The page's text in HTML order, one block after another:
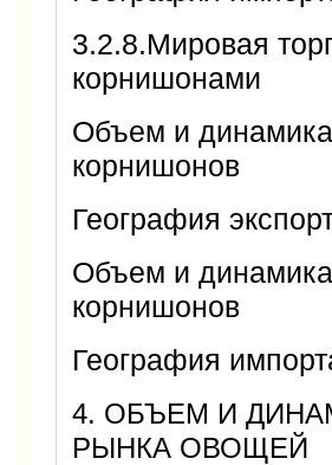
3.2.8.Мировая
корнишонами
Объем и динамика
корнишонов
География
Объем и
корнишонов
География
4. ОБЪЕМ И
РЫНКА ОВОЩЕЙ